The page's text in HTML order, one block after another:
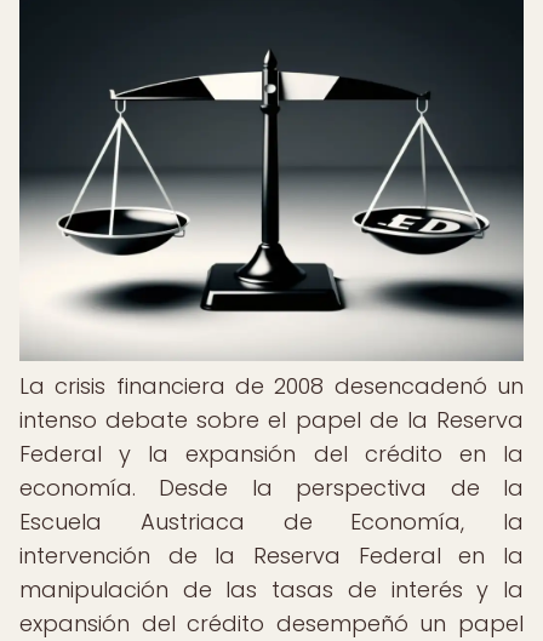
La crisis financiera de 2008 desencadenó un
intenso debate sobre el papel de la Reserva
Federal y la expansión del crédito en la
economía. Desde la perspectiva de la
Escuela Austriaca de Economía, la
intervención de la Reserva Federal en la
manipulación de las tasas de interés y la
expansión del crédito desempeñó un papel